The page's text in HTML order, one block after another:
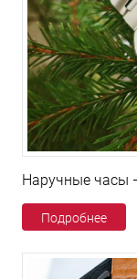
Наручные часы
Подробнее